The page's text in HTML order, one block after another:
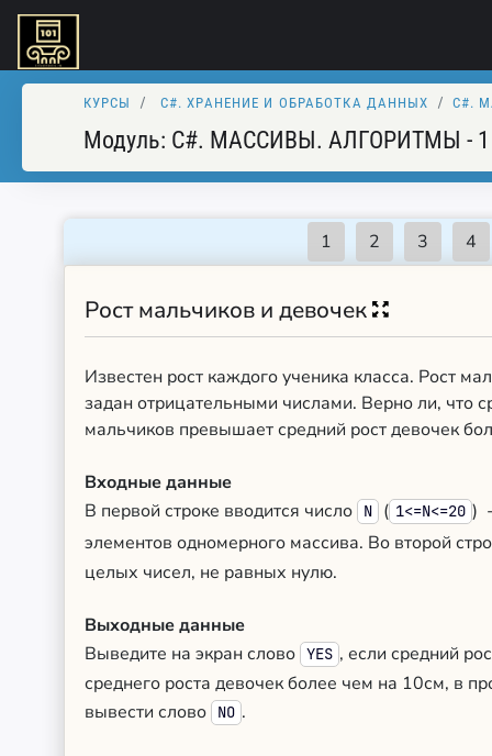
КУРСЫ C#. XРАНЕНИЕ И ОБРАБОТКА ДАННЫХ C#.
Модуль: C#. МАССИВЫ. АЛГОРИТМЫ - 1
Рост мальчиков и девочек
Известен рост каждого ученика класса. Рост
задан отрицательными числами. Верно ли, что
мальчиков превышает средний рост девочек
Входные данные
В первой строке вводится число
N ( 1<=N<=20 )
элементов одномерного массива. Во второй
целых чисел, не равных нулю.
Выходные данные
Выведите на экран слово YES , если средний
среднего роста девочек более чем на 10см, в
вывести слово
NO .